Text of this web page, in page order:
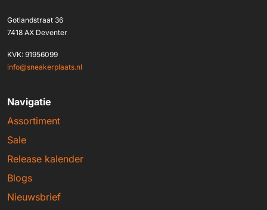
Gotlandstraat 36
7418 AX Deventer
KVK: 91956099
info@sneakerplaats.nl
Navigatie
Assortiment
Sale
Release kalender
Blogs
Nieuwsbrief